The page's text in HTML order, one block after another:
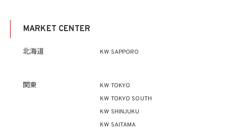
ず、利用目的の達成に必要な範囲を超えて個人情報を取り扱いません。但し、次の場合は
(1) 法令に基づく場合
(2) 人の生命、身体又は財産の保護のために必要がある場合であって、本人の同意を得
て、本人の同意を得ることが困難であるとき
行することに対して協力する必要がある場合であって、本人の同意を得ることにより当該
事務の遂行に支障を及ぼすおそれがあるとき
個人データを学術研究目的で取り扱う必要があるとき（当該個人データを取り扱う目的
MARKET CENTER
北海道 KW SAPPORO
関東
KW TOKYO
KW TOKYO SOUTH
KW SHINJUKU
KW SAITAMA